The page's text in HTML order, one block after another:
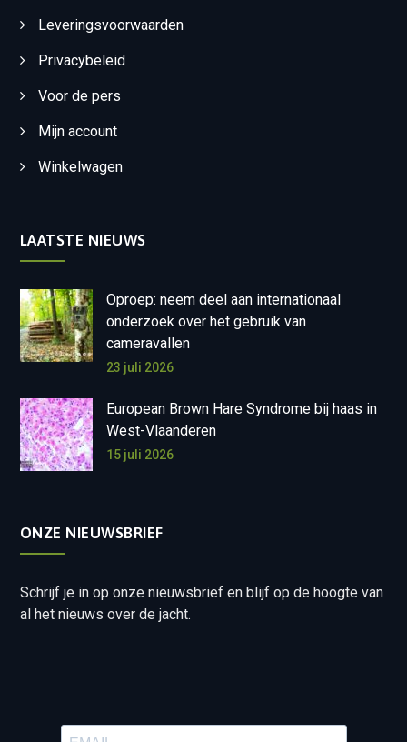
Leveringsvoorwaarden
Privacybeleid
Voor de pers
Mijn account
Winkelwagen
LAATSTE NIEUWS
Oproep: neem deel aan internationaal
onderzoek over het gebruik van
cameravallen
23 juli 2026
European Brown Hare Syndrome bij haas in
West-Vlaanderen
15 juli 2026
ONZE NIEUWSBRIEF
Schrijf je in op onze nieuwsbrief en blijf op de hoogte van
al het nieuws over de jacht.